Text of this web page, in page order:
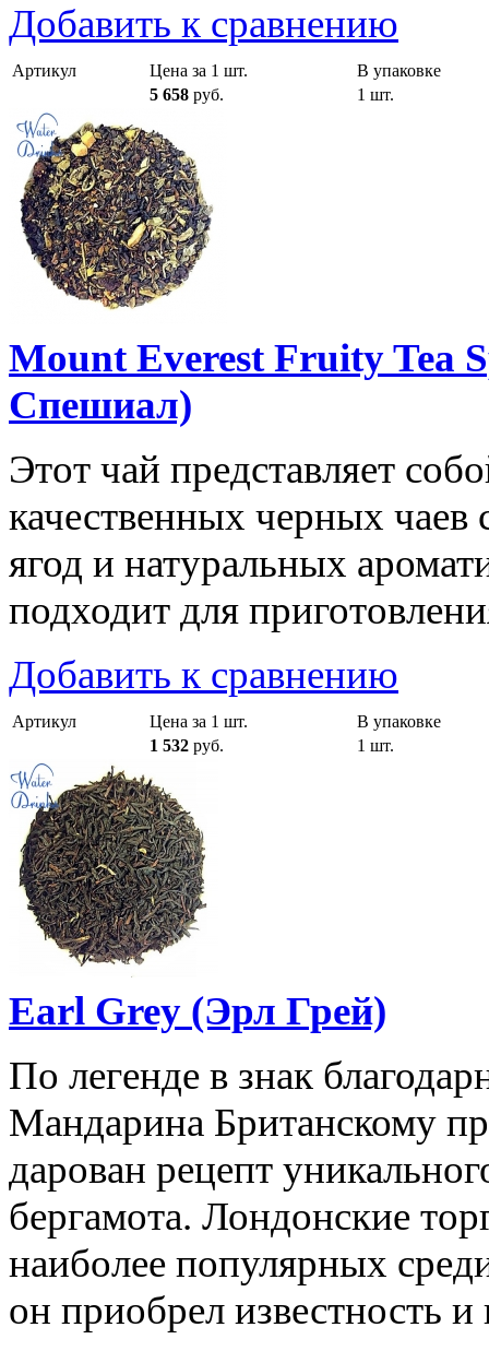
Добавить к сравнению
Артикул Цена за 1 шт.
В упаковке
5 658 руб. 1 шт.
Mount Everest Fruity Tea
Спешиал)
Этот чай представляет
качественных черных чаев
ягод и натуральных
подходит для
Добавить к сравнению
Артикул Цена за 1 шт.
В упаковке
1 532 руб. 1 шт.
Earl Grey (Эрл Грей)
По легенде в знак
Мандарина Британскому
дарован рецепт
бергамота. Лондонские
наиболее популярных
он приобрел известность